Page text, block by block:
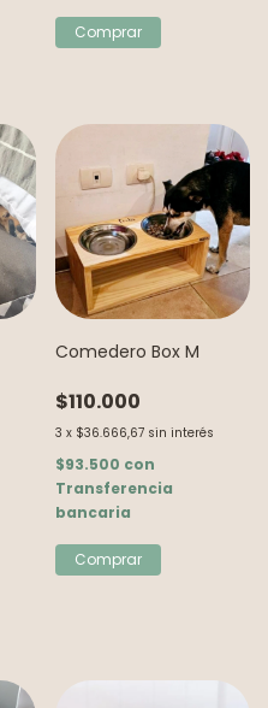
Comprar
Comedero Box M
$110.000
3 x $36.666,67 sin interés
$93.500 con
Transferencia
bancaria